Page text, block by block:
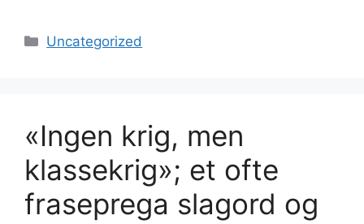
Kategorier
Uncategorized
«Ingen krig, men
klassekrig»; et ofte
fraseprega slagord og